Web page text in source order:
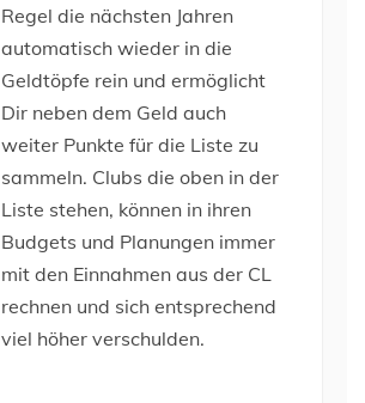
Regel die nächsten Jahren
automatisch wieder in die
Geldtöpfe rein und ermöglicht
Dir neben dem Geld auch
weiter Punkte für die Liste zu
sammeln. Clubs die oben in der
Liste stehen, können in ihren
Budgets und Planungen immer
mit den Einnahmen aus der CL
rechnen und sich entsprechend
viel höher verschulden.